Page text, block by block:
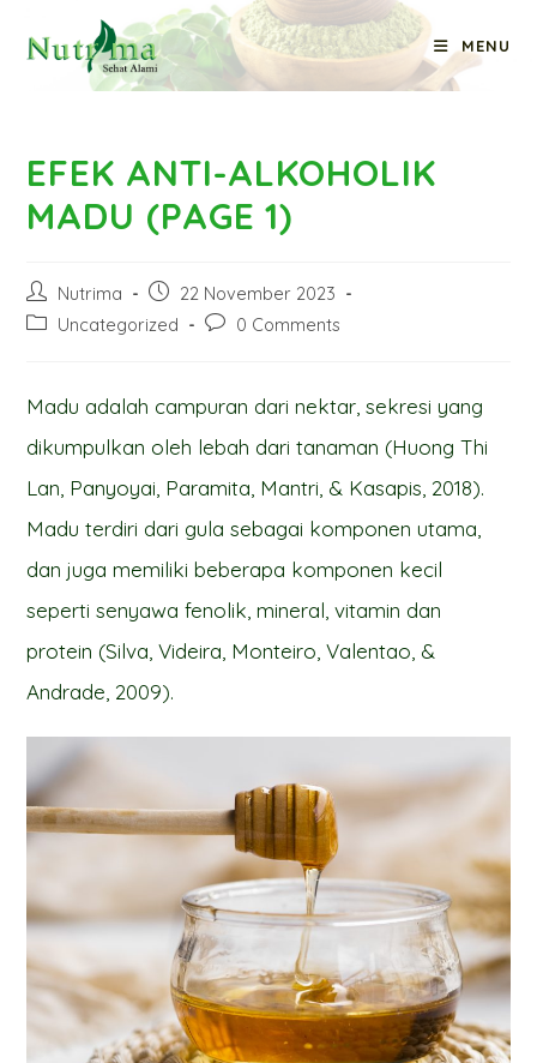
MENU
Blog
EFEK ANTI-ALKOHOLIK
MADU (PAGE 1)
Post
author:
Nutrima
Post
published:
22 November 2023
PostUncategorized
Post0 Comments
Madu adalah campuran dari nektar, sekresi yang
dikumpulkan oleh lebah dari tanaman (Huong Thi
Lan, Panyoyai, Paramita, Mantri, & Kasapis, 2018).
Madu terdiri dari gula sebagai komponen utama,
dan juga memiliki beberapa komponen kecil
seperti senyawa fenolik, mineral, vitamin dan
protein (Silva, Videira, Monteiro, Valentao, &
Andrade, 2009).